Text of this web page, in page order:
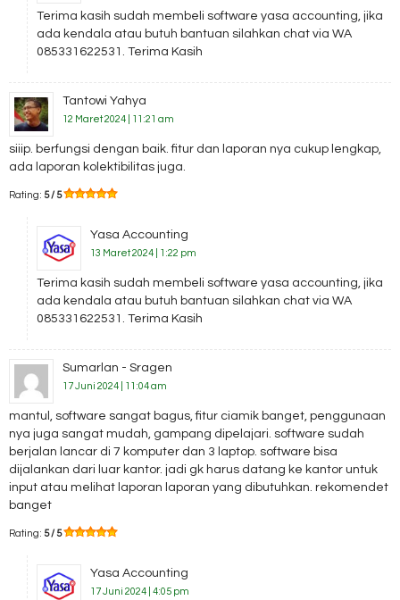
Terima kasih sudah membeli software yasa accounting, jika
ada kendala atau butuh bantuan silahkan chat via WA
085331622531. Terima Kasih
Tantowi Yahya
12 Maret 2024 | 11:21 am
siiip. berfungsi dengan baik. fitur dan laporan nya cukup lengkap,
ada laporan kolektibilitas juga.
Rating: 5 / 5
Yasa Accounting
13 Maret 2024 | 1:22 pm
Terima kasih sudah membeli software yasa accounting, jika
ada kendala atau butuh bantuan silahkan chat via WA
085331622531. Terima Kasih
Sumarlan - Sragen
17 Juni 2024 | 11:04 am
mantul, software sangat bagus, fitur ciamik banget, penggunaan
nya juga sangat mudah, gampang dipelajari. software sudah
berjalan lancar di 7 komputer dan 3 laptop. software bisa
dijalankan dari luar kantor. jadi gk harus datang ke kantor untuk
input atau melihat laporan laporan yang dibutuhkan. rekomendet
banget
Rating: 5 / 5
Yasa Accounting
17 Juni 2024 | 4:05 pm